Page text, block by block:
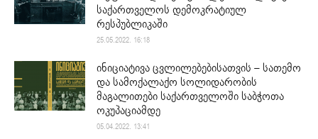
საქართველოს დემოკრატიულ
რესპუბლიკაში
25.05.2022. 16:18
ინიციატივა ცვლილებებისათვის – სათემო
და სამოქალაქო სოლიდარობის
მაგალითები საქართველოში საბჭოთა
ოკუპაციამდე
05.04.2022. 13:41